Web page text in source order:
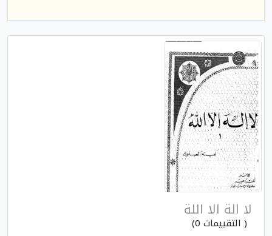
لا الة الا اللة
( التقييمات 0)